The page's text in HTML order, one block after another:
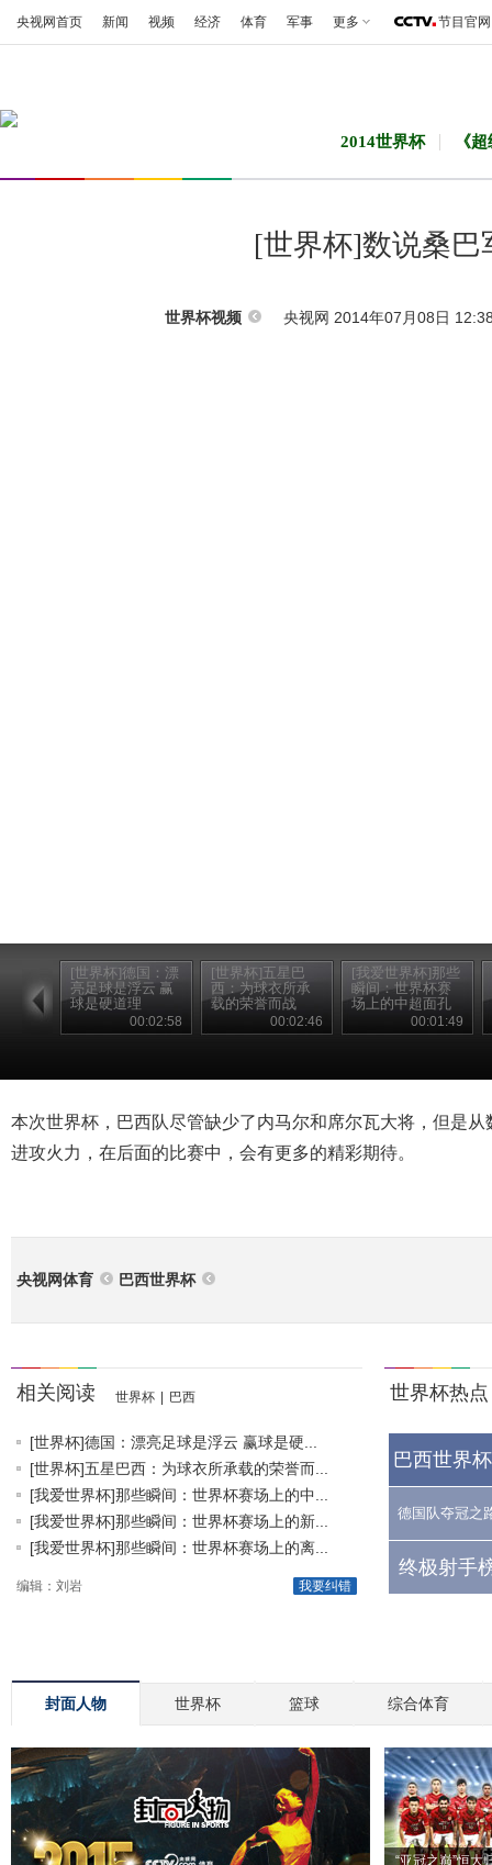
央视网首页 新闻 视频 经济 体育 军事 更多 节目官网
2014世界杯 《
[世界杯]数说桑巴
世界杯视频 央视网 2014年07月08日
[世界杯]德国：漂
亮足球是浮云 赢
球是硬道理
00:02:58
[世界杯]五星巴
西：为球衣所承
载的荣誉而战
00:02:46
[我爱世界杯]那些
瞬间：世界杯赛
场上的中超面孔
00:01:49
本次世界杯，巴西队尽管缺少了内马尔和席尔瓦大将，但是
进攻火力，在后面的比赛中，会有更多的精彩期待。
央视网体育 巴西世界杯
相关阅读 世界杯 巴西
[世界杯]德国：漂亮足球是浮云 赢球是硬...
[世界杯]五星巴西：为球衣所承载的荣誉而...
[我爱世界杯]那些瞬间：世界杯赛场上的中...
[我爱世界杯]那些瞬间：世界杯赛场上的新...
[我爱世界杯]那些瞬间：世界杯赛场上的离...
我要纠错
编辑：刘岩
世界杯热点
巴西世界
德国队夺冠之
终极射手
封面人物 世界杯 篮球 综合体育
“亚冠之巅”恒大